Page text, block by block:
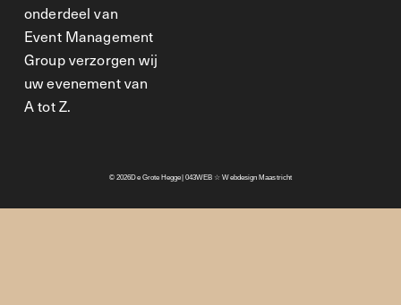
onderdeel van
Event Management
Group verzorgen wij
uw evenement van
A tot Z.
© 2026De Grote Hegge | 043WEB ☆ Webdesign Maastricht